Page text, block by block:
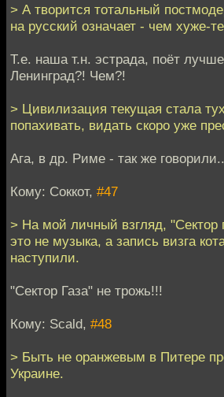
> А творится тотальный
на русский означает - чем хуже-
Т.е. наша т.н. эстрада, поёт
Ленинград?! Чем?!
> Цивилизация текущая стала
попахивать, видать скоро уже
Ага, в др. Риме - так же говорили..
Кому: Соккот, #47
> На мой личный взгляд, "Сектор
это не музыка, а запись визга
наступили.
"Сектор Газа" не трожь!!!
Кому: Scald, #48
> Быть не оранжевым в Питере
Украине.